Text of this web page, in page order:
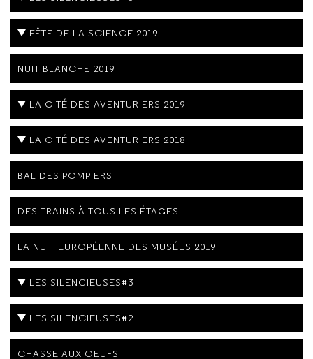
FÊTE DE LA SCIENCE 2019
NUIT BLANCHE 2019
LA CITÉ DES AVENTURIERS 2019
LA CITÉ DES AVENTURIERS 2018
BAL DES POMPIERS
DES TRAINS À TOUS LES ÉTAGES
LA NUIT EUROPÉENNE DES MUSÉES 2019
LES SILENCIEUSES#3
LES SILENCIEUSES#2
CHASSE AUX OEUFS